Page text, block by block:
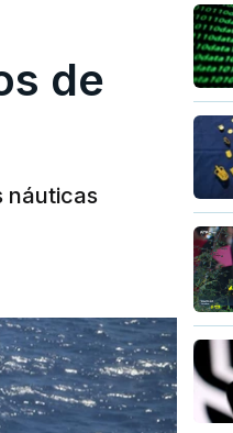
de
náuticas